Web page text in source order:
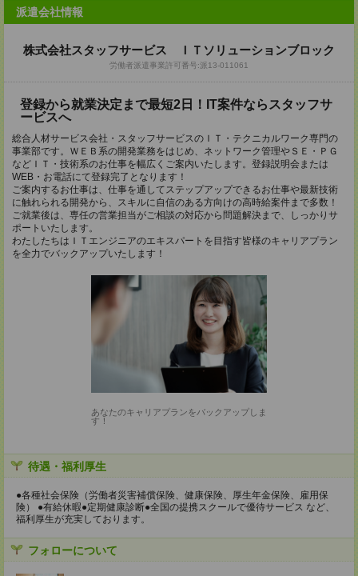
派遣会社情報
株式会社スタッフサービス ＩＴソリューションブロック
労働者派遣事業許可番号:派13-011061
登録から就業決定まで最短2日！IT案件ならスタッフサ
ービスへ
総合人材サービス会社・スタッフサービスのＩＴ・テクニカルワーク専門の
事業部です。ＷＥＢ系の開発業務をはじめ、ネットワーク管理やＳＥ・ＰＧ
などＩＴ・技術系のお仕事を幅広くご案内いたします。登録説明会または
WEB・お電話にて登録完了となります！
ご案内するお仕事は、仕事を通してステップアップできるお仕事や最新技術
に触れられる開発から、スキルに自信のある方向けの高時給案件まで多数！
ご就業後は、専任の営業担当がご相談の対応から問題解決まで、しっかりサ
ポートいたします。
わたしたちはＩＴエンジニアのエキスパートを目指す皆様のキャリアプラン
を全力でバックアップいたします！
あなたのキャリアプランをバックアップしま
す！
待遇・福利厚生
●各種社会保険（労働者災害補償保険、健康保険、厚生年金保険、雇用保
険） ●有給休暇●定期健康診断●全国の提携スクールで優待サービス など、
福利厚生が充実しております。
フォローについて